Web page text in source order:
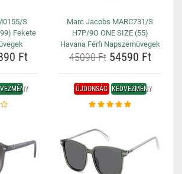
S
Fekete
Ft
Marc Jacobs MARC731/S
H7P/9O ONE SIZE (55)
Havana Férfi Napszemüvegek
45090 Ft54590 Ft
ÚJDONSÁG KEDVEZMÉNY